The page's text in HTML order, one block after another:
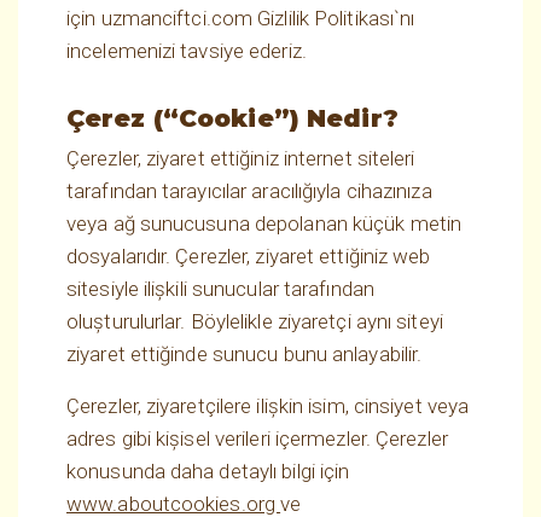
için uzmanciftci.com Gizlilik Politikası`nı
incelemenizi tavsiye ederiz.
Çerez (“Cookie”) Nedir?
Çerezler, ziyaret ettiğiniz internet siteleri
tarafından tarayıcılar aracılığıyla cihazınıza
veya ağ sunucusuna depolanan küçük metin
dosyalarıdır. Çerezler, ziyaret ettiğiniz web
sitesiyle ilişkili sunucular tarafından
oluşturulurlar. Böylelikle ziyaretçi aynı siteyi
ziyaret ettiğinde sunucu bunu anlayabilir.
Çerezler, ziyaretçilere ilişkin isim, cinsiyet veya
adres gibi kişisel verileri içermezler. Çerezler
konusunda daha detaylı bilgi için
www.aboutcookies.orgve